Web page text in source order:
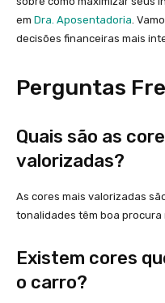
em Dra. Aposentadoria.
decisões financeiras mais
Perguntas
Quais são as
valorizadas?
As cores mais valorizadas
tonalidades têm boa procura
Existem cores
o carro?